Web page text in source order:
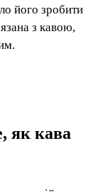
його зробити
з кавою,
як кава